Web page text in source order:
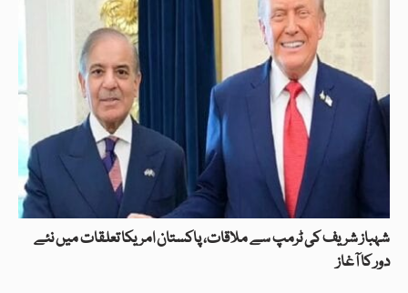
شہباز شریف کی ٹرمپ سے ملاقات، پاکستان امریکا تعلقات میں نئے
دور کا آغاز